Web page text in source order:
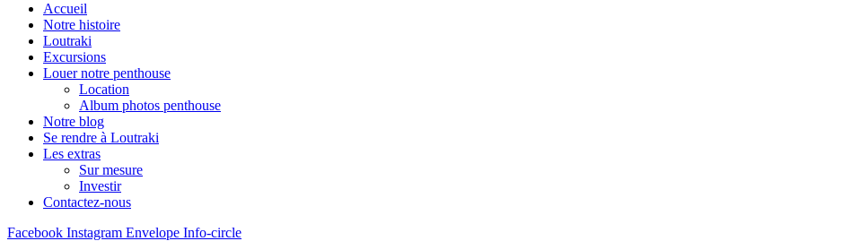
Accueil
Notre histoire
Loutraki
Excursions
Louer notre penthouse
Location
Album photos penthouse
Notre blog
Se rendre à Loutraki
Les extras
Sur mesure
Investir
Contactez-nous
Facebook Instagram Envelope Info-circle